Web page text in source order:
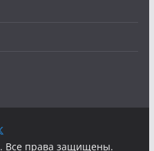
. Все права защищены.